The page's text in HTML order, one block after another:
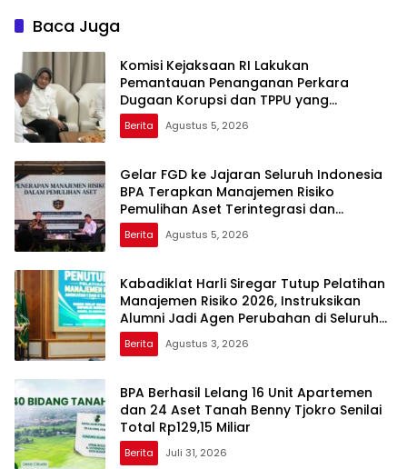
Baca Juga
Komisi Kejaksaan RI Lakukan
Pemantauan Penanganan Perkara
Dugaan Korupsi dan TPPU yang
Melibatkan Mantan Jampidsus, FA di
Kejaksaan Agung
Berita Agustus 5, 2026
Gelar FGD ke Jajaran Seluruh Indonesia
BPA Terapkan Manajemen Risiko
Pemulihan Aset Terintegrasi dan
Pemanfaatan AI
Berita Agustus 5, 2026
Kabadiklat Harli Siregar Tutup Pelatihan
Manajemen Risiko 2026, Instruksikan
Alumni Jadi Agen Perubahan di Seluruh
Satker Kejaksaan
Berita Agustus 3, 2026
BPA Berhasil Lelang 16 Unit Apartemen
dan 24 Aset Tanah Benny Tjokro Senilai
Total Rp129,15 Miliar
Berita Juli 31, 2026